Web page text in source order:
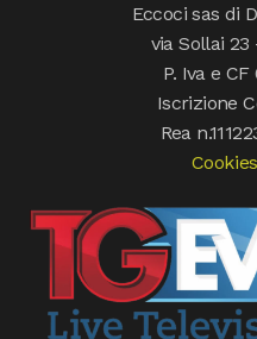
Eccoci sas di
via Sollai 23
P. Iva e
Iscrizione
Rea
Cookies